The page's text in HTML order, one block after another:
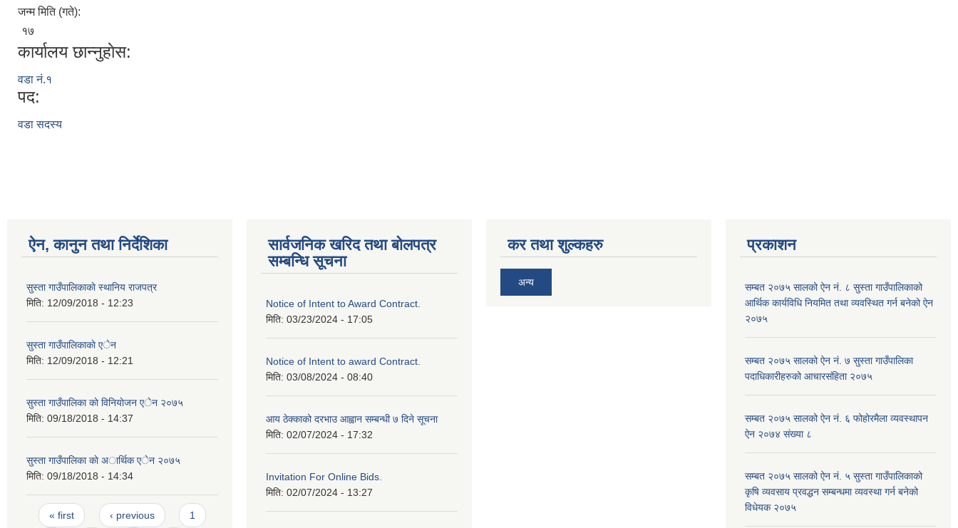
जन्म मिति (गते):
१७
कार्यालय छान्नुहाेस:
वडा नं.१
पद:
वडा सदस्य
ऐन, कानुन तथा निर्देशिका
सुस्ता गाउँपालिकाकाे स्थानिय राजपत्र
मिति: 12/09/2018 - 12:23
सुस्ता गाउँपालिकाकाे एेन
मिति: 12/09/2018 - 12:21
सुस्ता गाउँपालिका काे विनियाेजन एेन २०७५
मिति: 09/18/2018 - 14:37
सुस्ता गाउँपालिका काे अार्थिक एेन २०७५
मिति: 09/18/2018 - 14:34
Pages
« first ‹ previous 1
सार्वजनिक खरिद तथा बोलपत्र
सम्बन्धि सूचना
Notice of Intent to Award Contract.
मिति: 03/23/2024 - 17:05
Notice of Intent to award Contract.
मिति: 03/08/2024 - 08:40
आय ठेक्काको दरभाउ आह्वान सम्बन्धी ७ दिने सूचना
मिति: 02/07/2024 - 17:32
Invitation For Online Bids.
मिति: 02/07/2024 - 13:27
कर तथा शुल्कहरु
अन्य
प्रकाशन
सम्बत २०७५ सालको ऐन नं. ८ सुस्ता गाउँपालिकाको
आर्थिक कार्यविधि नियमित तथा व्यवस्थित गर्न बनेको ऐन
२०७५
सम्बत २०७५ सालको ऐन नं. ७ सुस्ता गाउँपालिका
पदाधिकारीहरुको आचारसंहिता २०७५
सम्बत २०७५ सालको ऐन नं. ६ फोहोरमैला व्यवस्थापन
ऐन २०७४ संख्या ८
सम्बत २०७५ सालको ऐन नं. ५ सुस्ता गाउँपालिकाको
कृषि व्यवसाय प्रवद्धन सम्बन्धमा व्यवस्था गर्न बनेको
विधेयक २०७५